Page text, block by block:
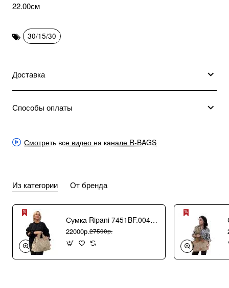
22.00см
30/15/30
Доставка
Способы оплаты
Смотреть все видео на канале R-BAGS
Из категории От бренда
Сумка Ripani 7451BF.00406 Ecru/Sabbia
22000р.27500р.